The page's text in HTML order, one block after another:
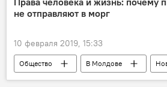
не отправляют в морг
10 февраля 2019, 15:33
Общество В Молдове